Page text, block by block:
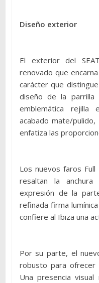
Diseño exterior
El exterior del
renovado que
carácter que
diseño de la parrilla
emblemática
acabado mate/
enfatiza las
Los nuevos faros
resaltan la
expresión de la
refinada firma
confiere al Ibiza una
Por su parte, el
robusto para ofrecer
Una presencia